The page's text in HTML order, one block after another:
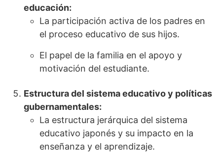
educación:
La participación activa de los padres en
el proceso educativo de sus hijos.
El papel de la familia en el apoyo y
motivación del estudiante.
Estructura del sistema educativo y políticas
gubernamentales:
La estructura jerárquica del sistema
educativo japonés y su impacto en la
enseñanza y el aprendizaje.